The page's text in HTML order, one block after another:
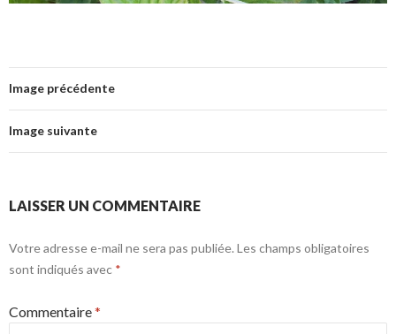
Image précédente
Image suivante
LAISSER UN COMMENTAIRE
Votre adresse e-mail ne sera pas publiée. Les champs obligatoires
sont indiqués avec *
Commentaire*